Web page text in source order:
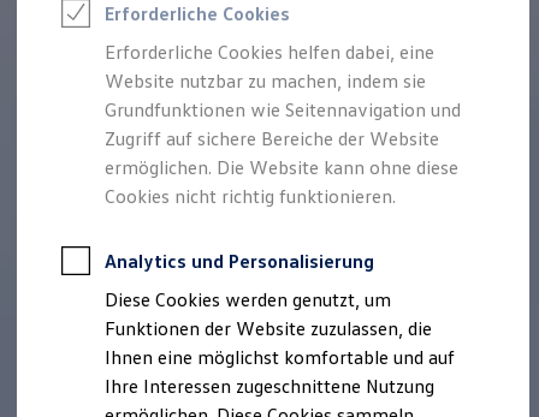
Digitaler Marktplatz
Kauf & Finanzierung
Online-Fahrzeugbewertung
Aktionen & Angebote
E-Auto-Förderung
Für Privatkunden
Für Gewerbekunden
Profi Paket
TopDeal
Zertifizierte Gebrauchtwagen
Für Privatkunden
Für Gewerbekunden
Leasing
Für Privatkunden
Für Gewerbekunden
Versicherungen & Garantien
Erforderliche Cookies
Erforderliche Cookies helfen dabei, eine
Website nutzbar zu machen, indem sie
Grundfunktionen wie Seitennavigation und
Zugriff auf sichere Bereiche der Website
ermöglichen. Die Website kann ohne diese
Cookies nicht richtig funktionieren.
Analytics und Personalisierung
Diese Cookies werden genutzt, um
Funktionen der Website zuzulassen, die
Ihnen eine möglichst komfortable und auf
Ihre Interessen zugeschnittene Nutzung